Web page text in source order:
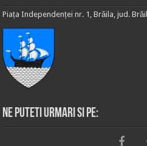
Piața Independenței nr. 1, Brăila, jud.
Ne puteti urmari si pe: